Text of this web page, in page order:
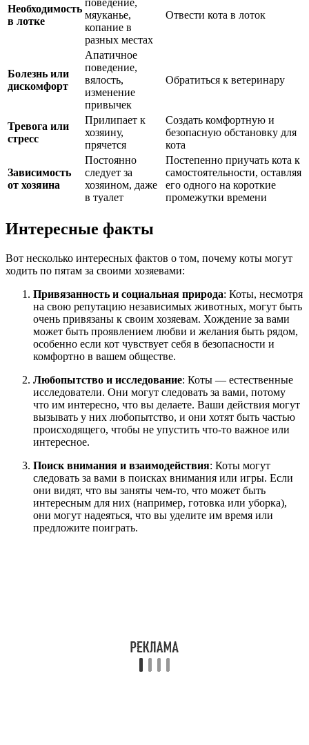
Необходимость
в лотке
поведение,
мяуканье,
копание в
разных местах
Отвести кота в лоток
Болезнь или
дискомфорт
Апатичное
поведение,
вялость,
изменение
привычек
Обратиться к ветеринару
Тревога или
стресс
Прилипает к
хозяину,
прячется
Создать комфортную и
безопасную обстановку для
кота
Зависимость
от хозяина
Постоянно
следует за
хозяином, даже
в туалет
Постепенно приучать кота к
самостоятельности, оставляя
его одного на короткие
промежутки времени
Интересные факты
Вот несколько интересных фактов о том, почему коты могут
ходить по пятам за своими хозяевами:
Привязанность и социальная природа: Коты, несмотря
на свою репутацию независимых животных, могут быть
очень привязаны к своим хозяевам. Хождение за вами
может быть проявлением любви и желания быть рядом,
особенно если кот чувствует себя в безопасности и
комфортно в вашем обществе.
Любопытство и исследование: Коты — естественные
исследователи. Они могут следовать за вами, потому
что им интересно, что вы делаете. Ваши действия могут
вызывать у них любопытство, и они хотят быть частью
происходящего, чтобы не упустить что-то важное или
интересное.
Поиск внимания и взаимодействия: Коты могут
следовать за вами в поисках внимания или игры. Если
они видят, что вы заняты чем-то, что может быть
интересным для них (например, готовка или уборка),
они могут надеяться, что вы уделите им время или
предложите поиграть.